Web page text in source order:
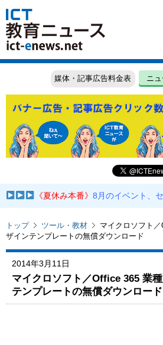
媒体・記事広告料金表 ニ
《夏休み本番》8月のイベント、
トップ ツール・教材
マイクロソフト
ザインテンプレートの無償ダウンロード
2014年3月11日
マイクロソフト／Office 365 業
テンプレートの無償ダウンロード